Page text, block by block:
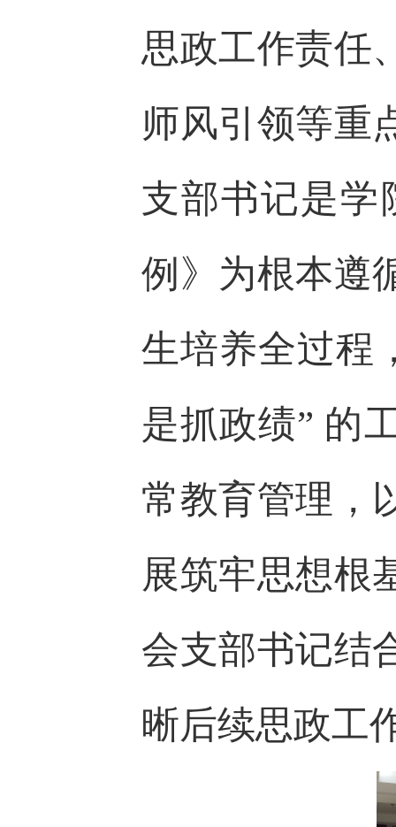
思政工作责任
师风引领等重
支部书记是学
例》为根本遵
生培养全过程
是抓政绩” 的
常教育管理，
展筑牢思想根
会支部书记结
晰后续思政工